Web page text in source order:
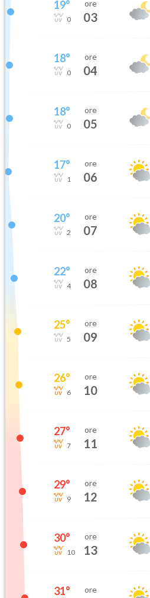
19°
0
ore
03
18°
0
ore
04
18°
0
ore
05
17°
1
ore
06
20°
2
ore
07
22°
4
ore
08
25°
5
ore
09
26°
6
ore
10
27°
7
ore
11
29°
9
ore
12
30°
10
ore
13
31° ore